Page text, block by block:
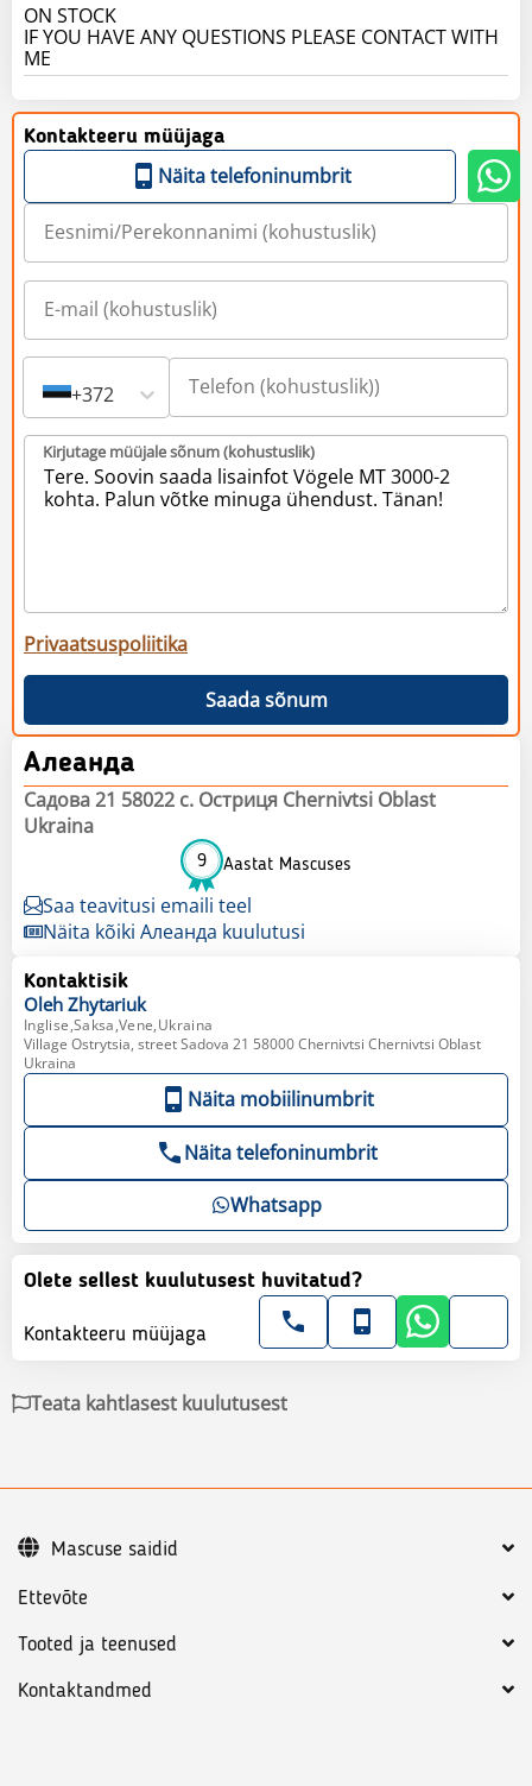
ON STOCK
IF YOU HAVE ANY QUESTIONS PLEASE CONTACT WITH
ME
Kontakteeru müüjaga
Näita telefoninumbrit
+372
Kirjutage müüjale sõnum (kohustuslik)
Privaatsuspoliitika
Saada sõnum
Алеанда
Садова 21 58022 с. Остриця Chernivtsi Oblast
Ukraina
9 Aastat Mascuses
Saa teavitusi emaili teel
Näita kõiki Алеанда kuulutusi
Kontaktisik
Oleh Zhytariuk
Inglise,Saksa,Vene,Ukraina
Village Ostrytsia, street Sadova 21 58000 Chernivtsi Chernivtsi Oblast
Ukraina
Näita mobiilinumbrit
Näita telefoninumbrit
Whatsapp
Olete sellest kuulutusest huvitatud?
Kontakteeru müüjaga
Teata kahtlasest kuulutusest
Ettevõte
Tooted ja teenused
Kontaktandmed
Mascuse saidid